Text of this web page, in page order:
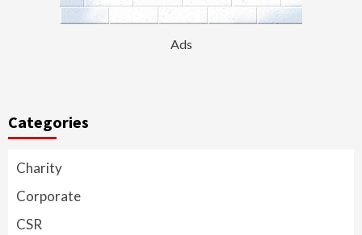
Ads
Categories
Charity
Corporate
CSR